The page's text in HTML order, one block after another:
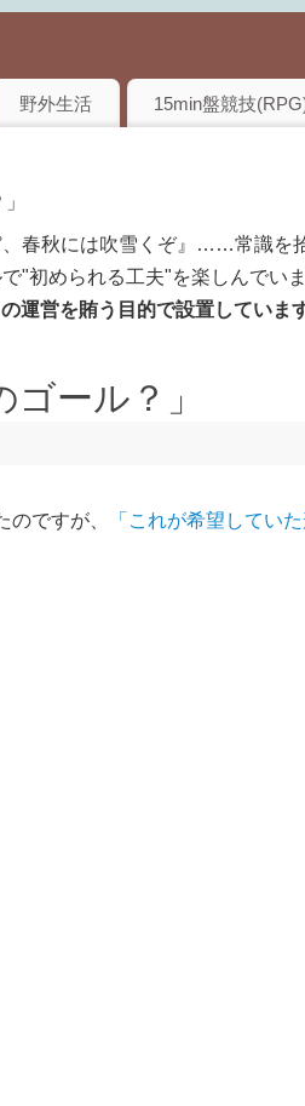
野外生活 15min盤競技
、春秋には吹雪くぞ』……常識を
で"初められる工夫"を楽しんでいま
運営を賄う目的で設置していま
ール？」
ですが、
「これが希望してい